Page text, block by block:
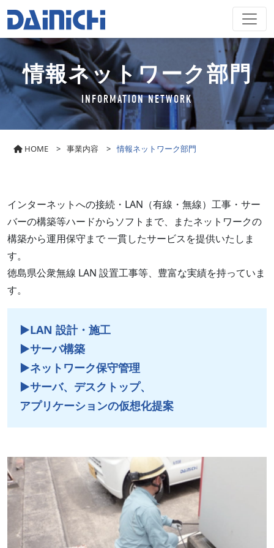
情報ネットワーク部門
INFORMATION NETWORK
HOME > 事業内容 > 情報ネットワーク部門
インターネットへの接続・LAN（有線・無線）工事・サー
バーの構築等ハードからソフトまで、またネットワークの
構築から運用保守まで 一貫したサービスを提供いたしま
す。
徳島県公衆無線 LAN 設置工事等、豊富な実績を持っていま
す。
▶︎LAN 設計・施工
▶︎サーバ構築
▶︎ネットワーク保守管理
▶︎サーバ、デスクトップ、
アプリケーションの仮想化提案